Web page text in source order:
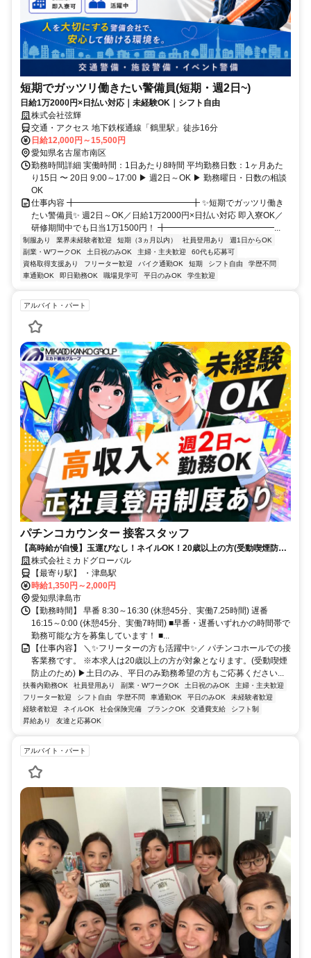
短期でガッツリ働きたい警備員(短期・週2日~)
日給1万2000円×日払い対応｜未経験OK｜シフト自由
株式会社弦輝
交通・アクセス 地下鉄桜通線「鶴里駅」徒歩16分
日給12,000円～15,500円
愛知県名古屋市南区
勤務時間詳細 実働時間：1日あたり8時間 平均勤務日数：1ヶ月あた
り15日 〜 20日 9:00～17:00 ▶ 週2日～OK ▶ 勤務曜日・日数の相談
OK
仕事内容 ╋━━━━━━━━━━━━━━╋ ✨短期でガッツリ働き
たい警備員✨ 週2日～OK／日給1万2000円×日払い対応 即入寮OK／
研修期間中でも日当1万1500円！ ╋━━━━━━━━━━━━━...
制服あり 業界未経験者歓迎 短期（3ヵ月以内） 社員登用あり
週1日からOK
副業・WワークOK
土日祝のみOK 主婦・主夫歓迎
60代も応募可
資格取得支援あり
フリーター歓迎 バイク通勤OK 短期 シフト自由
学歴不問
車通勤OK
即日勤務OK 職場見学可 平日のみOK 学生歓迎
アルバイト・パート
パチンコカウンター 接客スタッフ
【高時給が自慢】玉運びなし！ネイルOK！20歳以上の方(受動喫煙防止
法のため)
株式会社ミカドグローバル
【最寄り駅】 ・津島駅
時給1,350円～2,000円
愛知県津島市
【勤務時間】 早番 8:30～16:30 (休憩45分、実働7.25時間) 遅番
16:15～0:00 (休憩45分、実働7時間) ■早番・遅番いずれかの時間帯で
勤務可能な方を募集しています！ ■...
【仕事内容】 ＼✨️フリーターの方も活躍中✨️／ パチンコホールでの接
客業務です。 ※本求人は20歳以上の方が対象となります。(受動喫煙
防止のため) ▶土日のみ、平日のみ勤務希望の方もご応募ください...
扶養内勤務OK 社員登用あり 副業・WワークOK 土日祝のみOK
主婦・主夫歓迎
フリーター歓迎
シフト自由 学歴不問 車通勤OK 平日のみOK
未経験者歓迎
経験者歓迎
ネイルOK 社会保険完備 ブランクOK 交通費支給
シフト制
昇給あり
友達と応募OK
アルバイト・パート